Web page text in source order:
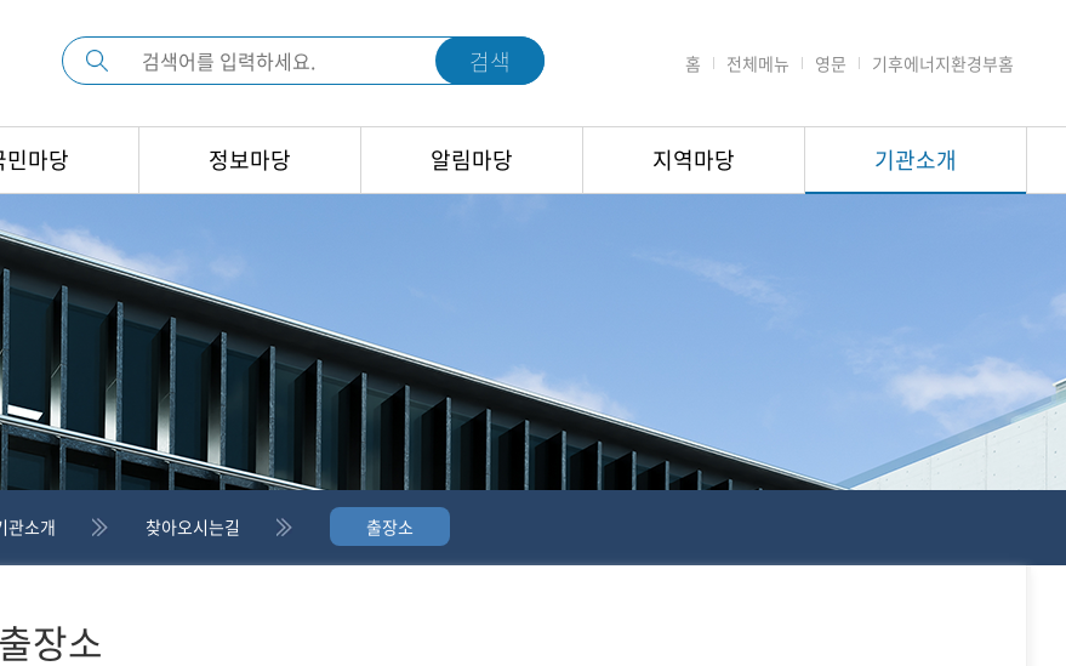
검색 홈 전체메뉴 영문 기후에너지환경부홈
민마당 정보마당 알림마당 지역마당 기관소개
관소개 찾아오시는길 출장소
출장소